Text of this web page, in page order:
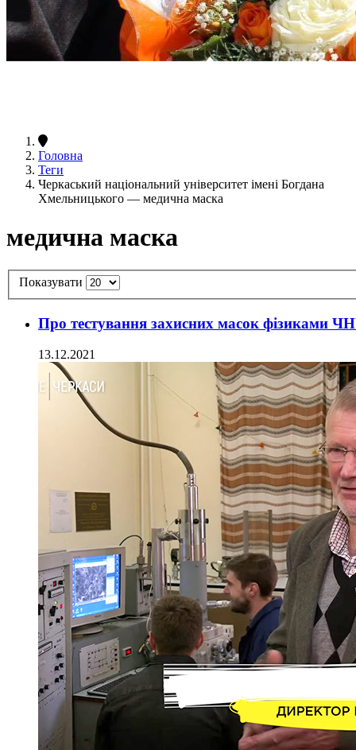
Головна
Теги
Черкаський національний університет імені Богдана
Хмельницького — медична маска
медична маска
Показувати
Про тестування захисних масок фізиками
13.12.2021